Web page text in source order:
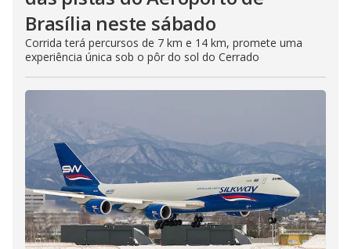
Brasília neste sábado
Corrida terá percursos de 7 km e 14 km, promete uma
experiência única sob o pôr do sol do Cerrado